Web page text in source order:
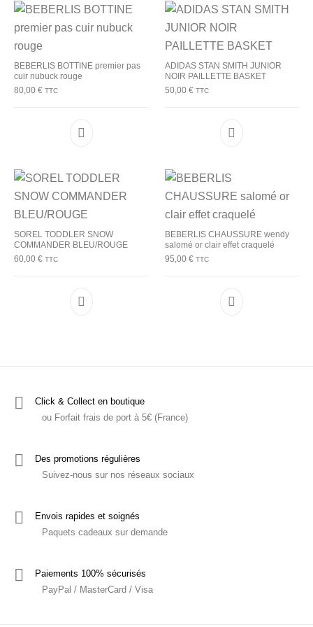
BEBERLIS BOTTINE premier pas
cuir nubuck rouge
80,00€ TTC
Ce produit a plusieurs variations. Les options
ADIDAS STAN SMITH JUNIOR
NOIR PAILLETTE BASKET
50,00 € TTC
Ce produit a
SOREL TODDLER SNOW
COMMANDER BLEU/ROUGE
60,00€ TTC
Ce produit a plusieurs variations. Les options
BEBERLIS CHAUSSURE wendy
salomé or clair effet craquelé
95,00 € TTC
Ce produit a
Click & Collect en boutique
ou Forfait frais de port à 5€ (France)
Des promotions régulières
Suivez-nous sur nos réseaux sociaux
Envois rapides et soignés
Paquets cadeaux sur demande
Paiements 100% sécurisés
PayPal / MasterCard / Visa